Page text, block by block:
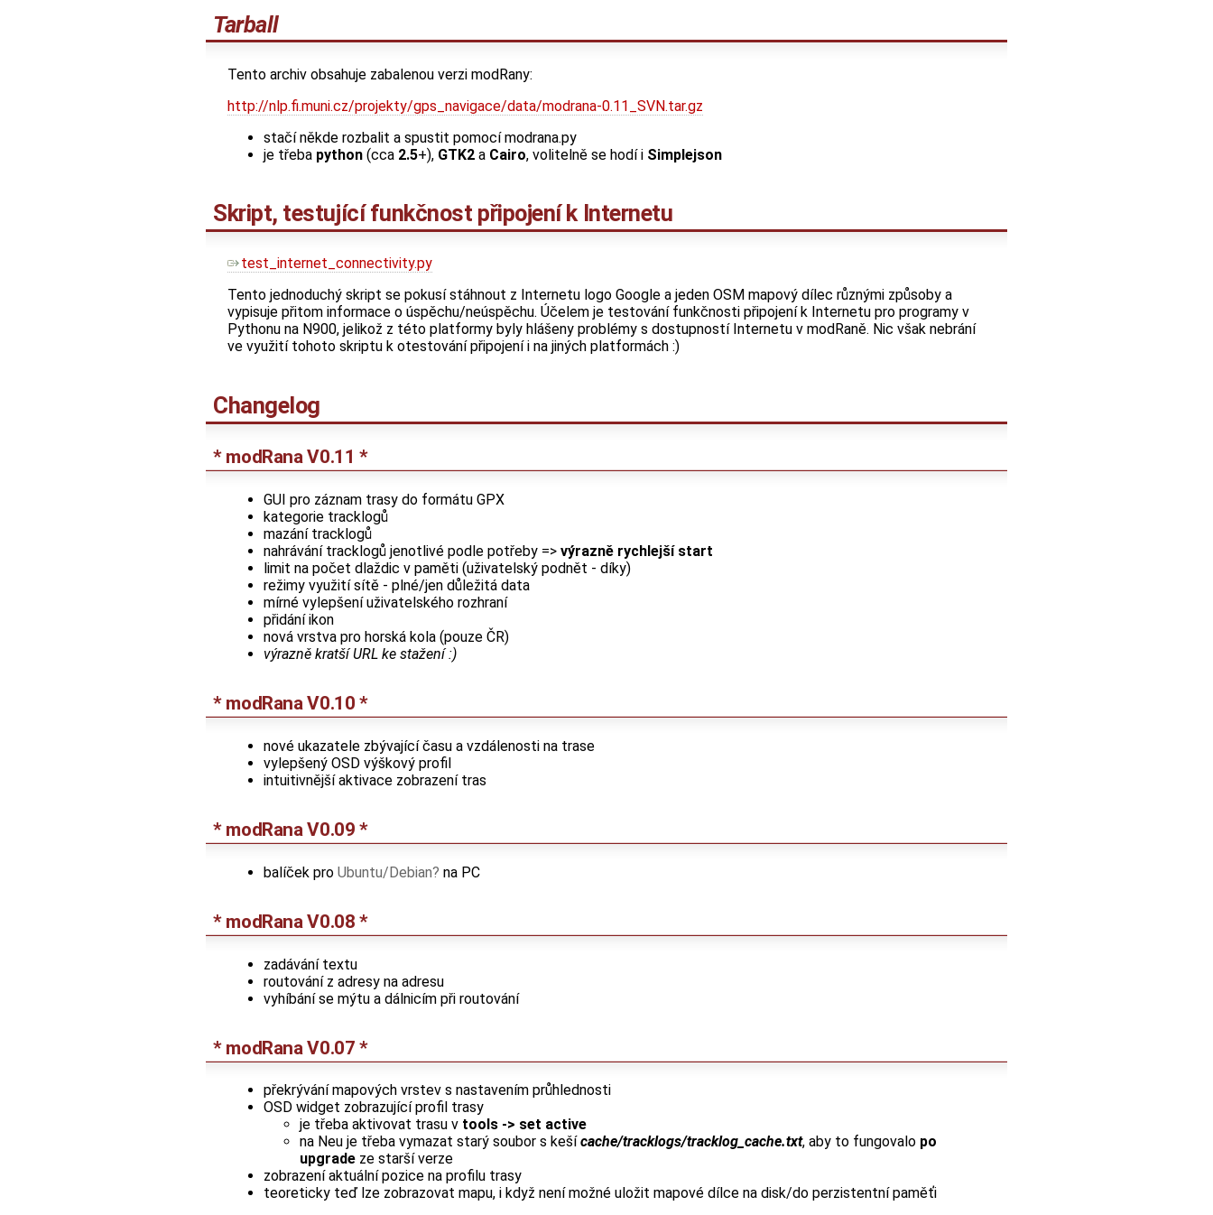
Tarball
Tento archiv obsahuje zabalenou verzi modRany:
http://nlp.fi.muni.cz/projekty/gps_navigace/data/modrana-0.11_SVN.tar.gz
stačí někde rozbalit a spustit pomocí modrana.py
je třeba python (cca 2.5+), GTK2 a Cairo, volitelně se hodí i Simplejson
Skript, testující funkčnost připojení k Internetu
test_internet_connectivity.py
Tento jednoduchý skript se pokusí stáhnout z Internetu logo Google a jeden OSM mapový dílec různými způsoby a
vypisuje přitom informace o úspěchu/neúspěchu. Účelem je testování funkčnosti připojení k Internetu pro programy v
Pythonu na N900, jelikož z této platformy byly hlášeny problémy s dostupností Internetu v modRaně. Nic však nebrání
ve využití tohoto skriptu k otestování připojení i na jiných platformách :)
Changelog
* modRana V0.11 *
GUI pro záznam trasy do formátu GPX
kategorie tracklogů
mazání tracklogů
nahrávání tracklogů jenotlivé podle potřeby => výrazně rychlejší start
limit na počet dlaždic v paměti (uživatelský podnět - díky)
režimy využití sítě - plné/jen důležitá data
mírné vylepšení uživatelského rozhraní
přidání ikon
nová vrstva pro horská kola (pouze ČR)
výrazně kratší URL ke stažení :)
* modRana V0.10 *
nové ukazatele zbývající času a vzdálenosti na trase
vylepšený OSD výškový profil
intuitivnější aktivace zobrazení tras
* modRana V0.09 *
balíček pro Ubuntu/Debian na PC
* modRana V0.08 *
zadávání textu
routování z adresy na adresu
vyhíbání se mýtu a dálnicím při routování
* modRana V0.07 *
překrývání mapových vrstev s nastavením průhlednosti
OSD widget zobrazující profil trasy
je třeba aktivovat trasu v tools -> set active
na Neu je třeba vymazat starý soubor s kešícache/tracklogs/tracklog_cache.txt, aby to fungovalo po
upgrade ze starší verze
zobrazení aktuální pozice na profilu trasy
teoreticky teď lze zobrazovat mapu, i když není možné uložit mapové dílce na disk/do perzistentní paměťi